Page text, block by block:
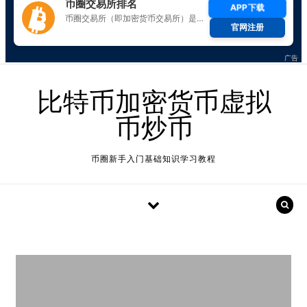
比特币加密货币虚拟
币炒币
币圈新手入门基础知识学习教程